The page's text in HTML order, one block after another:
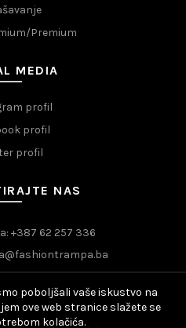
Premium
MEDIA
profil
profil
profil
NAS
+387 62 257 336
poboljšali vaše iskustvo na
ove web stranice slažete se
kolačića.